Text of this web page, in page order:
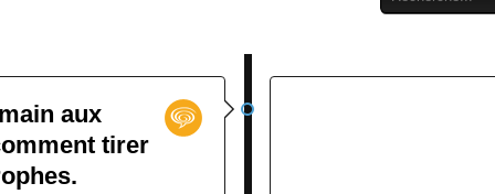
aux
tirer